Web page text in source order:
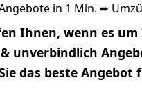
in 1 Min. ➨
Ihnen, wenn es
unverbindlich
das beste Angebot